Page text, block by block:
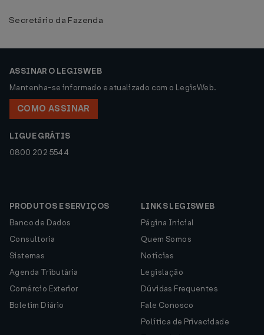
Secretário da Fazenda
ASSINAR O LEGISWEB
Mantenha-se informado e atualizado com o LegisWeb.
COMO ASSINAR
LIGUE GRÁTIS
0800 202 5544
PRODUTOS E SERVIÇOS
Banco de Dados
Consultoria
Sistemas
Agenda Tributária
Comércio Exterior
Boletim Diário
LINKS LEGISWEB
Página Inicial
Quem Somos
Notícias
Legislação
Dúvidas Frequentes
Fale Conosco
Política de Privacidade